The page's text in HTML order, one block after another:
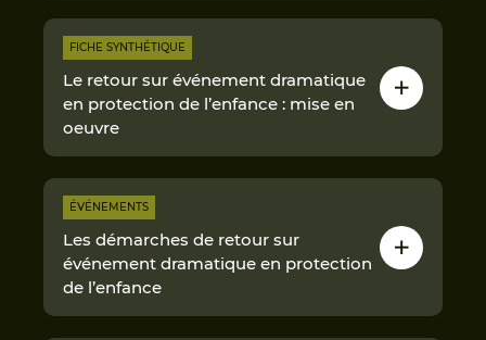
FICHE SYNTHÉTIQUE
Le retour sur événement dramatique
en protection de l’enfance : mise en
oeuvre
ÉVÉNEMENTS
Les démarches de retour sur
événement dramatique en protection
de l’enfance